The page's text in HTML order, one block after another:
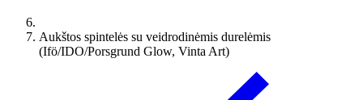
Aukštos spintelės su veidrodinėmis durelėmis
(Ifö/IDO/Porsgrund Glow, Vinta Art)